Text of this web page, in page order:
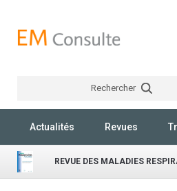
Rechercher
Actualités Revues
REVUE DES MALADIES